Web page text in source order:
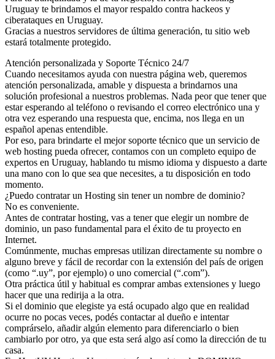
Uruguay te brindamos el mayor respaldo contra hackeos y
ciberataques en Uruguay.
Gracias a nuestros servidores de última generación, tu sitio web
estará totalmente protegido.
Atención personalizada y Soporte Técnico 24/7
Cuando necesitamos ayuda con nuestra página web, queremos
atención personalizada, amable y dispuesta a brindarnos una
solución profesional a nuestros problemas. Nada peor que tener que
estar esperando al teléfono o revisando el correo electrónico una y
otra vez esperando una respuesta que, encima, nos llega en un
español apenas entendible.
Por eso, para brindarte el mejor soporte técnico que un servicio de
web hosting pueda ofrecer, contamos con un completo equipo de
expertos en Uruguay, hablando tu mismo idioma y dispuesto a darte
una mano con lo que sea que necesites, a tu disposición en todo
momento.
¿Puedo contratar un Hosting sin tener un nombre de dominio?
No es conveniente.
Antes de contratar hosting, vas a tener que elegir un nombre de
dominio, un paso fundamental para el éxito de tu proyecto en
Internet.
Comúnmente, muchas empresas utilizan directamente su nombre o
alguno breve y fácil de recordar con la extensión del país de origen
(como “.uy”, por ejemplo) o uno comercial (“.com”).
Otra práctica útil y habitual es comprar ambas extensiones y luego
hacer que una redirija a la otra.
Si el dominio que elegiste ya está ocupado algo que en realidad
ocurre no pocas veces, podés contactar al dueño e intentar
comprárselo, añadir algún elemento para diferenciarlo o bien
cambiarlo por otro, ya que esta será algo así como la dirección de tu
casa.